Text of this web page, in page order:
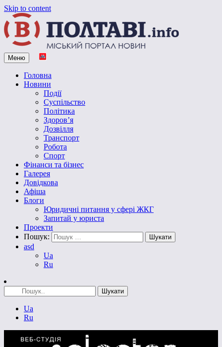
Skip to content
Vpoltave.info
Полтавський портал новин
Меню
Головна
Новини
Події
Суспільство
Політика
Здоров’я
Дозвілля
Транспорт
Робота
Спорт
Фінанси та бізнес
Галерея
Довідкова
Афіша
Блоги
Юридичні питання у сфері ЖКГ
Запитай у юриста
Проекти
Пошук:
asd
Ua
Ru
Ua
Ru